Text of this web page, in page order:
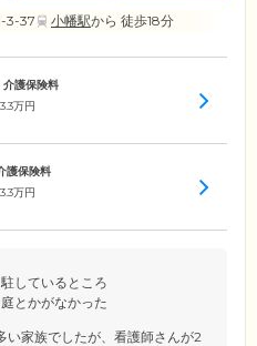
3-37
小幡駅から 徒歩18分
介護保険料
3.3万円
護保険料
3.3万円
しているところ
とかがなかった
い家族でしたが、看護師さんが2